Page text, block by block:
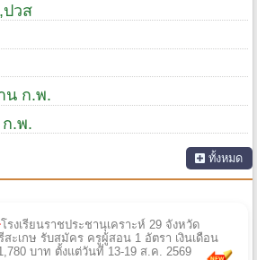
วส
น ก.พ.
.พ.
ทั้งหมด
โรงเรียนราชประชานุเคราะห์ 29 จังหวัด
สะเกษ รับสมัคร ครูผู้สอน 1 อัตรา เงินเดือน
บาท ตั้งแต่วันที่ 13-19 ส.ค. 2569